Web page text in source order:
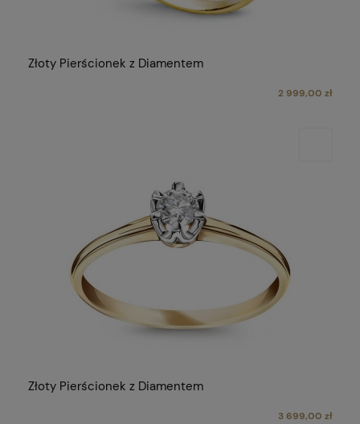
Złoty Pierścionek z Diamentem
2 999,00 zł
Złoty Pierścionek z Diamentem
3 699,00 zł